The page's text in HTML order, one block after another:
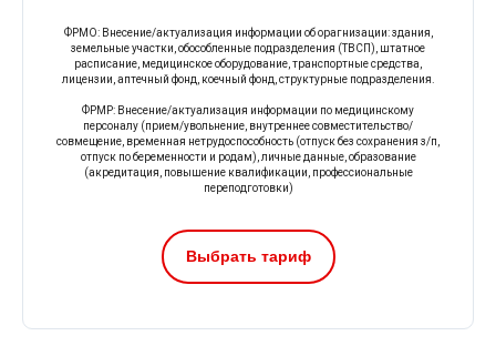
ФРМО: Внесение/актуализация информации об орагнизации: здания,
земельные участки, обособленные подразделения (ТВСП), штатное
расписание, медицинское оборудование, транспортные средства,
лицензии, аптечный фонд, коечный фонд, структурные подразделения.
ФРМР: Внесение/актуализация информации по медицинскому
персоналу (прием/увольнение, внутреннее совместительство/
совмещение, временная нетрудоспособность (отпуск без сохранения з/п,
отпуск по беременности и родам), личные данные, образование
(акредитация, повышение квалификации, профессиональные
переподготовки)
Выбрать тариф